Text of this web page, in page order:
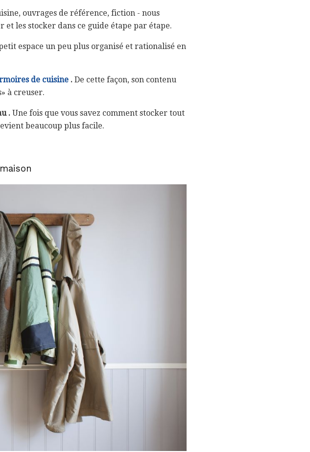
ouvrages de référence, fiction - nous
les stocker dans ce guide étape par étape.
espace un peu plus organisé et rationalisé en
de cuisine . De cette façon, son contenu
à creuser.
. Une fois que vous savez comment stocker tout
beaucoup plus facile.